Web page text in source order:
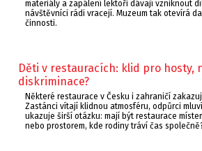
materiály a zapálení lektoři dávají vzniknout
návštěvníci rádi vracejí. Muzeum tak otevírá
činnosti.
Děti v restauracích: klid pro hosty,
diskriminace?
Některé restaurace v Česku i zahraničí
Zastánci vítají klidnou atmosféru, odpůrci
ukazuje širší otázku: mají být restaurace
nebo prostorem, kde rodiny tráví čas